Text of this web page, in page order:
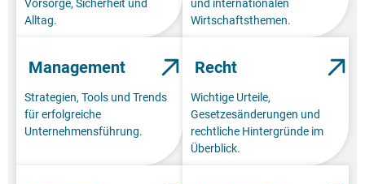
Vorsorge, Sicherheit und
Alltag.
und internationalen
Wirtschaftsthemen.
Management
Strategien, Tools und Trends
für erfolgreiche
Unternehmensführung.
Recht
Wichtige Urteile,
Gesetzesänderungen und
rechtliche Hintergründe im
Überblick.